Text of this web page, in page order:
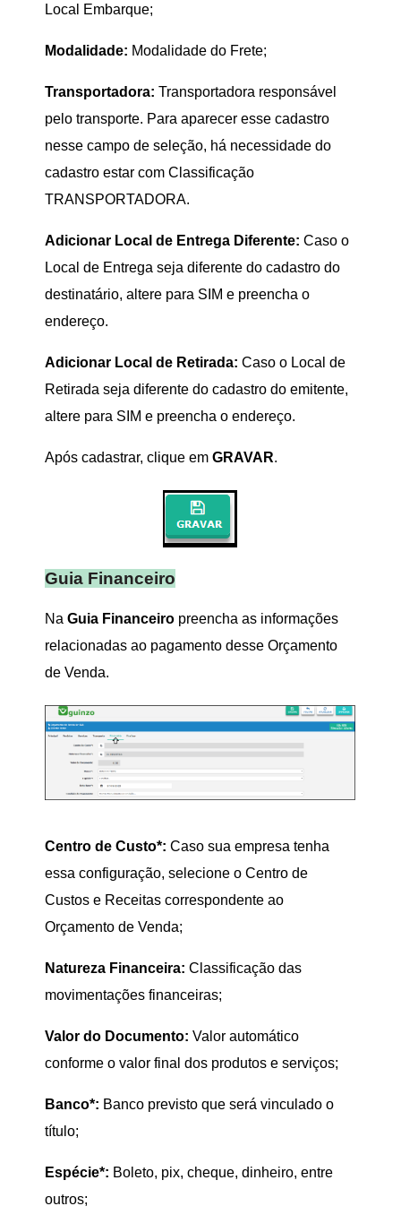
Local Embarque;
Modalidade: Modalidade do Frete;
Transportadora: Transportadora responsável
pelo transporte. Para aparecer esse cadastro
nesse campo de seleção, há necessidade do
cadastro estar com Classificação
TRANSPORTADORA.
Adicionar Local de Entrega Diferente: Caso o
Local de Entrega seja diferente do cadastro do
destinatário, altere para SIM e preencha o
endereço.
Adicionar Local de Retirada: Caso o Local de
Retirada seja diferente do cadastro do emitente,
altere para SIM e preencha o endereço.
Após cadastrar, clique em GRAVAR.
Guia Financeiro
Na Guia Financeiro preencha as informações
relacionadas ao pagamento desse Orçamento
de Venda.
Centro de Custo*: Caso sua empresa tenha
essa configuração, selecione o Centro de
Custos e Receitas correspondente ao
Orçamento de Venda;
Natureza Financeira: Classificação das
movimentações financeiras;
Valor do Documento: Valor automático
conforme o valor final dos produtos e serviços;
Banco*: Banco previsto que será vinculado o
título;
Espécie*: Boleto, pix, cheque, dinheiro, entre
outros;